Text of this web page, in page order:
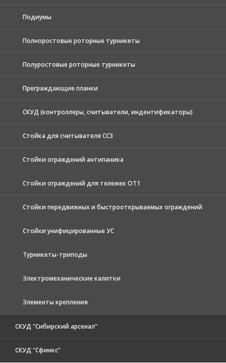
Подиумы
Полноростовые роторные турникеты
Полуростовые роторные турникеты
Преграждающие планки
СКУД (контроллеры, считыватели, индентификаторы)
Стойка для считывателя СС3
Стойки ограждений антипаника
Стойки ограждений для тележек ОТ1
Стойки передвижных и быстрооткрываемых ограждений
Стойки унифицированные УС
Турникеты-триподы
Электромеханические калитки
Элементы крепления
СКУД "Сибирский арсенал"
СКУД "Сфинкс"